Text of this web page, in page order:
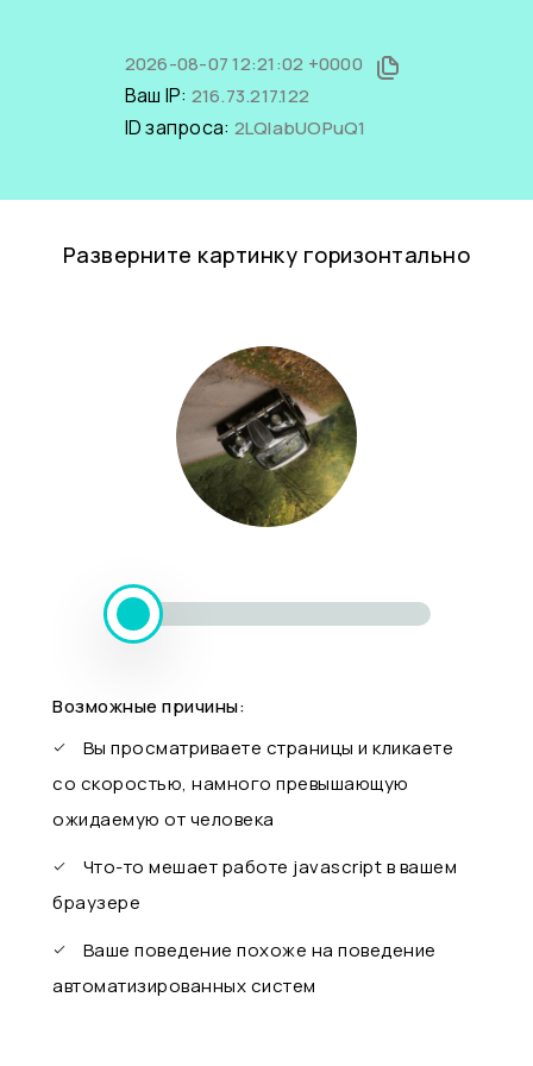
2026-08-07 12:21:02 +0000
Ваш IP: 216.73.217.122
ID запроса: 2LQIabUOPuQ1
Разверните картинку горизонтально
Возможные причины:
Вы просматриваете страницы и кликаете
со скоростью, намного превышающую
ожидаемую от человека
Что-то мешает работе javascript в вашем
браузере
Ваше поведение похоже на поведение
автоматизированных систем